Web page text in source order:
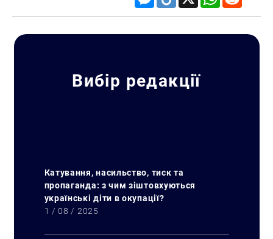
Вибір редакції
Катування, насильство, тиск та
пропаганда: з чим зіштовхуються
українські діти в окупації?
1 / 08 / 2025